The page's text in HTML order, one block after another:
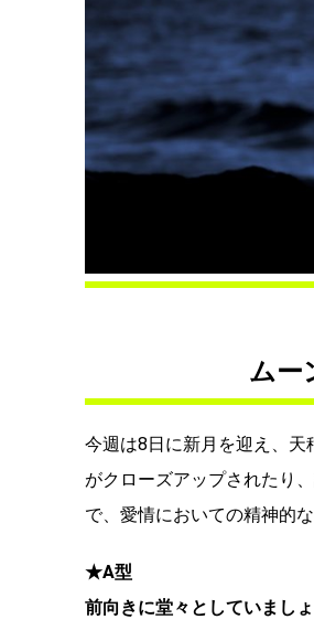
ムー
今週は8日に新月を迎え、
がクローズアップされたり
で、愛情においての精神的
★A型
前向きに堂々としていまし